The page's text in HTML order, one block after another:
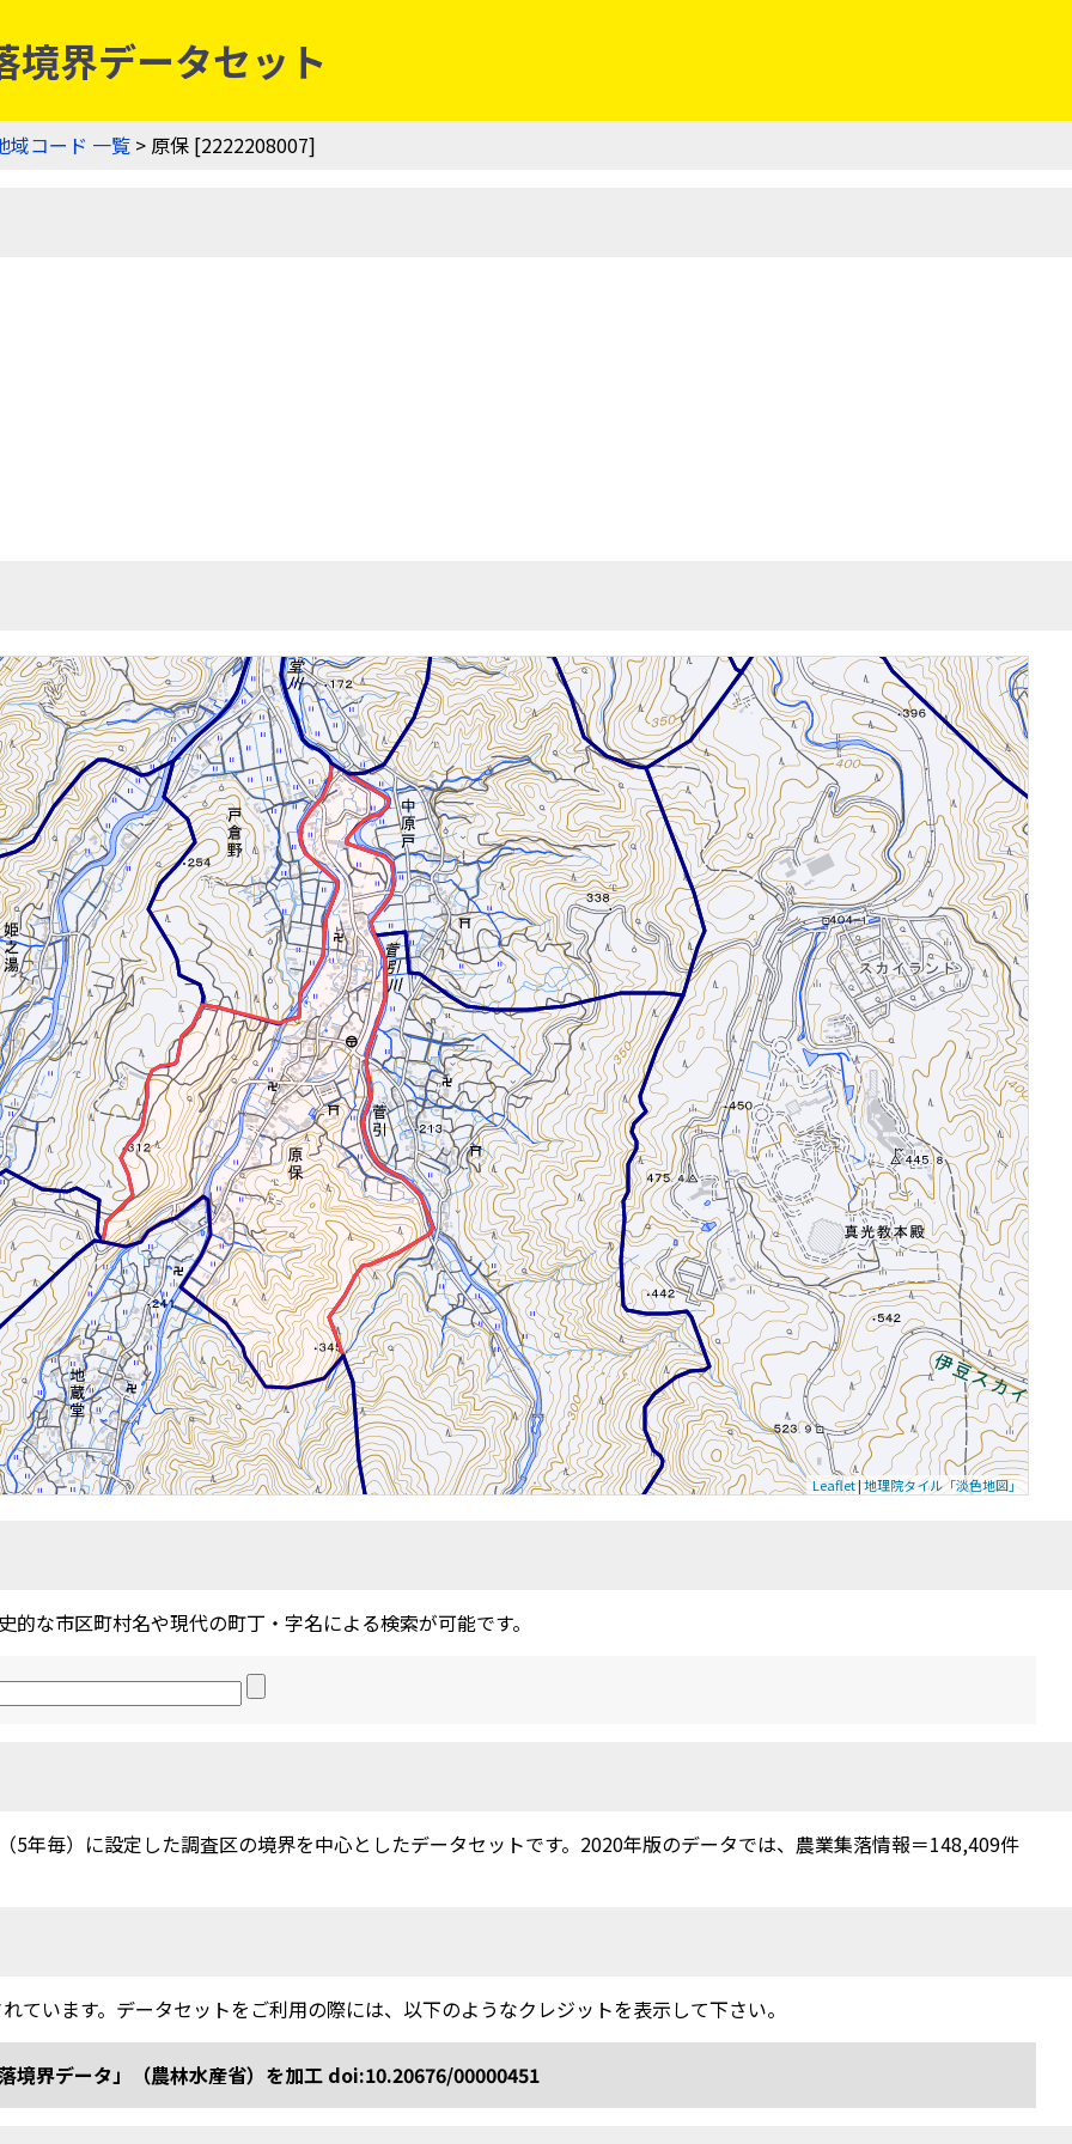
界データセット
域コード 一覧 > 原保 [2222208007]
Leaflet|地理院タイル「淡色地図」
的な市区町村名や現代の町丁・字名による検索が可能です。
5年毎）に設定した調査区の境界を中心としたデータセットです。2020年版のデータでは、農業集落情報＝148,409件
ています。データセットをご利用の際には、以下のようなクレジットを表示して下さい。
境界データ」（農林水産省）を加工 doi:10.20676/00000451